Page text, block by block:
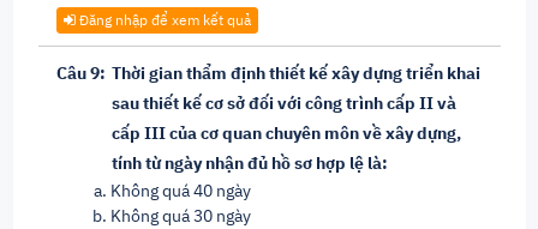
Đăng nhập để xem kết quả
Câu 9: Thời gian thẩm định thiết kế xây dựng triển khai
sau thiết kế cơ sở đối với công trình cấp II và
cấp III của cơ quan chuyên môn về xây dựng,
tính từ ngày nhận đủ hồ sơ hợp lệ là:
Không quá 40 ngày
Không quá 30 ngày